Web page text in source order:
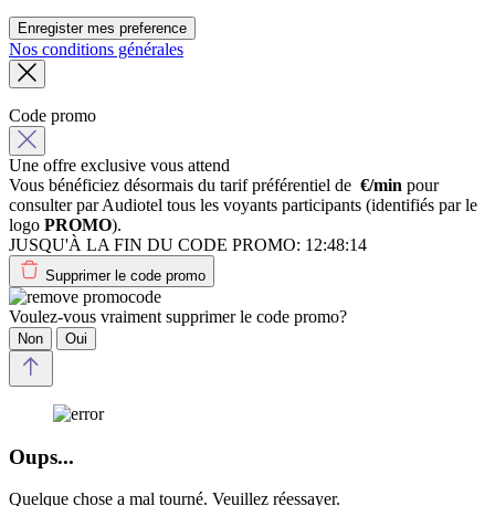
Enregister mes preference
Nos conditions générales
Code promo
Une offre exclusive vous attend
Vous bénéficiez désormais du tarif préférentiel de €/min pour
consulter par Audiotel tous les voyants participants (identifiés par le
logo PROMO).
JUSQU'À LA FIN DU CODE PROMO: 12:48:14
Supprimer le code promo
Voulez-vous vraiment supprimer le code promo?
Non Oui
Oups...
Quelque chose a mal tourné. Veuillez réessayer.